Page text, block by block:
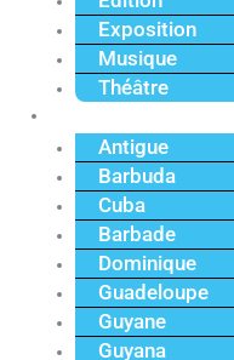
Exposition
Musique
Théâtre
Antigue
Barbuda
Cuba
Barbade
Dominique
Guadeloupe
Guyane
Guyana